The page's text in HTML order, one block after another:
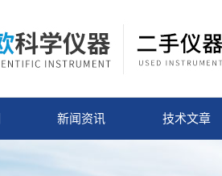
新闻资讯 技术文章